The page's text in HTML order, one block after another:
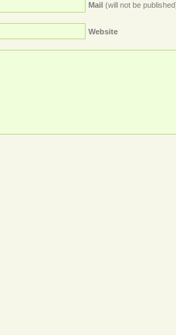
Mail (will not be
Website